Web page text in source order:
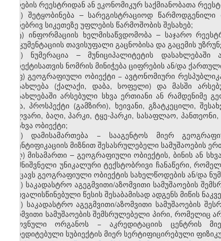
პირების რეესტრიდან ან ეკონომიკურ საქმიანობათა
ს) შეტყობინება – სარეგისტრაციოდ
ქონებრივ სიკეთეზე უფლების წარმოშობის შესახებ;
ტ) ინფორმაციის ხელმისაწვდომობა – საჯარო
დოკუმენტაციის თავისუფალი გაცნობისა და გაცემის
უ) ნუმერაცია – მუნიციპალიტეტის
ობიექტისათვის ნომრის მინიჭება ციფრების ან/და
ფ) გეოგრაფიული ობიექტი − ავტონომიური
დასახლება (ქალაქი, დაბა, სოფელი) და მასში
დასახლებაში არსებული სხვა ერთიანი ან რამდენიმე
ქუჩა, პროსპექტი (გამზირი), ხეივანი, გზატკეცილი,
ბულვარი, ბაღი, პარკი, ტყე-პარკი, სასაფლაო,
ან სხვა ობიექტი;
ქ) დამისამართება − სააგენტოს მიერ
იდენტიფიკაციის მიზნით შესასრულებელი სამუშაოების
ღ) მისამართი – გეოგრაფიული ობიექტის, ბინის ან
აღმნიშვნელი უნიკალური ტექსტობრივი ჩანაწერი,
შეიცავს გეოგრაფიული ობიექტის სახელწოდების ან/და
ყ) საკადასტრო აგეგმვითი/აზომვითი სამუშაოების
გათვალისწინებული წესის შესაბამისად ადგენს მიწის
შ) საკადასტრო აგეგმვითი/აზომვითი სამუშაოების
აზომვითი სამუშაოების შემსრულებელი პირი, რომელიც
ეროვნული ორგანოს − აკრედიტაციის ცენტრის
აკრედიტებული სუბიექტის მიერ სერტიფიცირებული